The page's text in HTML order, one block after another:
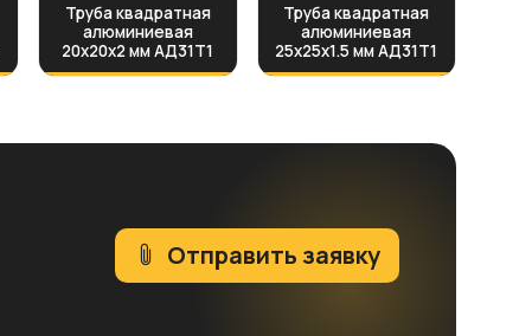
Труба квадратная
алюминиевая
20х20х2 мм АД31Т1
Труба квадратная
алюминиевая
25х25х1.5 мм АД31Т1
Отправить заявку